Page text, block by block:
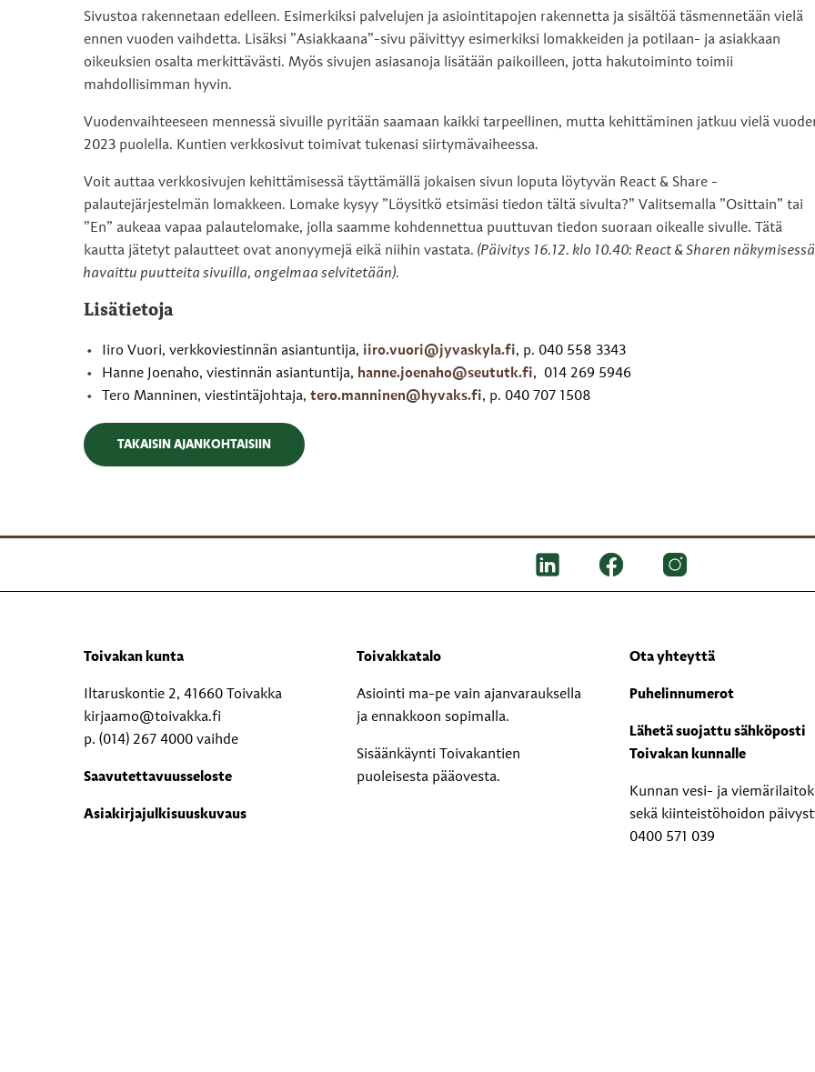
Sivustoa rakennetaan edelleen. Esimerkiksi palvelujen ja asiointitapojen rakennetta ja sisältöä täsmennetään vielä
ennen vuoden vaihdetta. Lisäksi ”Asiakkaana”-sivu päivittyy esimerkiksi lomakkeiden ja potilaan- ja asiakkaan
oikeuksien osalta merkittävästi. Myös sivujen asiasanoja lisätään paikoilleen, jotta hakutoiminto toimii
mahdollisimman hyvin.
Vuodenvaihteeseen mennessä sivuille pyritään saamaan kaikki tarpeellinen, mutta kehittäminen jatkuu vielä
2023 puolella. Kuntien verkkosivut toimivat tukenasi siirtymävaiheessa.
Voit auttaa verkkosivujen kehittämisessä täyttämällä jokaisen sivun loputa löytyvän React & Share -
palautejärjestelmän lomakkeen. Lomake kysyy ”Löysitkö etsimäsi tiedon tältä sivulta?” Valitsemalla ”Osittain” tai
”En” aukeaa vapaa palautelomake, jolla saamme kohdennettua puuttuvan tiedon suoraan oikealle sivulle. Tätä
kautta jätetyt palautteet ovat anonyymejä eikä niihin vastata. (Päivitys 16.12. klo 10.40: React & Sharen näkymisessä
havaittu puutteita sivuilla, ongelmaa selvitetään).
Lisätietoja
Iiro Vuori, verkkoviestinnän asiantuntija, iiro.vuori@jyvaskyla.fi, p. 040 558 3343
Hanne Joenaho, viestinnän asiantuntija, hanne.joenaho@seututk.fi, 014 269 5946
Tero Manninen, viestintäjohtaja, tero.manninen@hyvaks.fi, p. 040 707 1508
TAKAISIN AJANKOHTAISIIN
Toivakan kunta
Iltaruskontie 2, 41660 Toivakka
kirjaamo@toivakka.fi
p. (014) 267 4000 vaihde
Saavutettavuusseloste
Asiakirjajulkisuuskuvaus
Toivakkatalo
Asiointi ma-pe vain ajanvarauksella
ja ennakkoon sopimalla.
Sisäänkäynti Toivakantien
puoleisesta pääovesta.
Ota yhteyttä
Puhelinnumerot
Lähetä suojattu sähköposti
Toivakan kunnalle
Kunnan vesi- ja
sekä kiinteistöhoidon
0400 571 039